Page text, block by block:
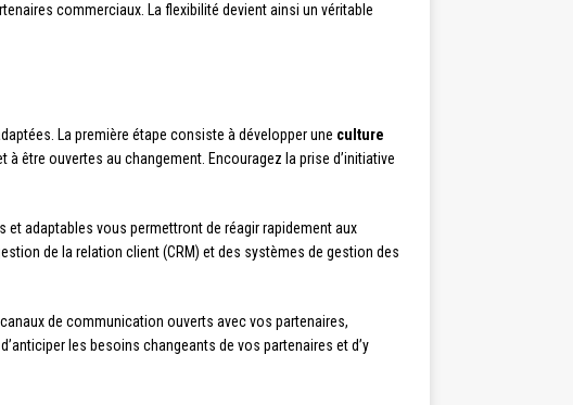
commerciaux. La flexibilité devient ainsi un véritable
La première étape consiste à développer une culture
être ouvertes au changement. Encouragez la prise d’initiative
et adaptables vous permettront de réagir rapidement aux
de la relation client (CRM) et des systèmes de gestion des
de communication ouverts avec vos partenaires,
les besoins changeants de vos partenaires et d’y